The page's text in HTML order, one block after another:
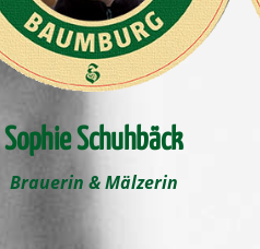
Sophie Schuhbäck
Brauerin & Mälzerin